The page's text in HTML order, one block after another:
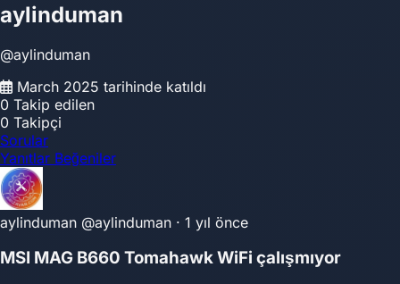
aylinduman
@aylinduman
March 2025 tarihinde katıldı
0 Takip edilen
0 Takipçi
Sorular
Yanıtlar Beğeniler
aylinduman @aylinduman · 1 yıl önce
MSI MAG B660 Tomahawk WiFi çalışmıyor